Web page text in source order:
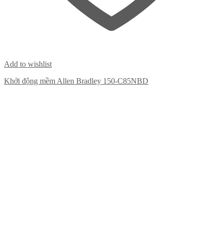
Add to wishlist
Khởi động mềm Allen Bradley 150-C85NBD